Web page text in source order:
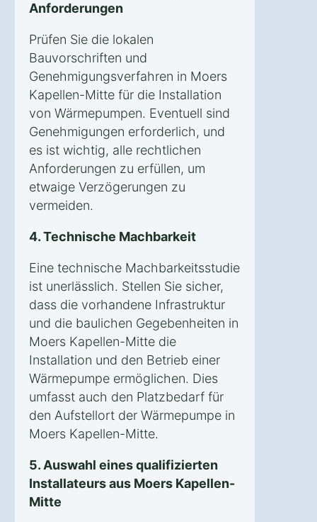
Anforderungen
Prüfen Sie die lokalen
Bauvorschriften und
Genehmigungsverfahren in Moers
Kapellen-Mitte für die Installation
von Wärmepumpen. Eventuell sind
Genehmigungen erforderlich, und
es ist wichtig, alle rechtlichen
Anforderungen zu erfüllen, um
etwaige Verzögerungen zu
vermeiden.
4. Technische Machbarkeit
Eine technische Machbarkeitsstudie
ist unerlässlich. Stellen Sie sicher,
dass die vorhandene Infrastruktur
und die baulichen Gegebenheiten in
Moers Kapellen-Mitte die
Installation und den Betrieb einer
Wärmepumpe ermöglichen. Dies
umfasst auch den Platzbedarf für
den Aufstellort der Wärmepumpe in
Moers Kapellen-Mitte.
5. Auswahl eines qualifizierten
Installateurs aus Moers Kapellen-
Mitte